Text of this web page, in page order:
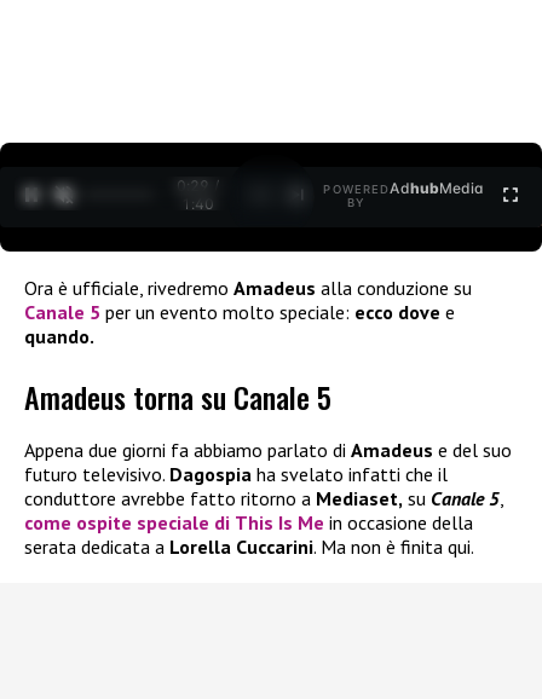
0:30 /
1:40
POWERED
BY
AdhubMedia
Ora è ufficiale, rivedremo Amadeus alla conduzione su
Canale 5 per un evento molto speciale: ecco dove e
quando.
Amadeus torna su Canale 5
Appena due giorni fa abbiamo parlato di Amadeus e del suo
futuro televisivo. Dagospia ha svelato infatti che il
conduttore avrebbe fatto ritorno a Mediaset, su Canale 5,
come ospite speciale di This Is Me in occasione della
serata dedicata a Lorella Cuccarini. Ma non è finita qui.